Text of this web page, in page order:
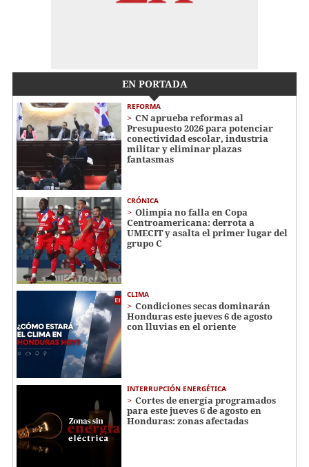
EN PORTADA
REFORMA
CN aprueba reformas al
Presupuesto 2026 para potenciar
conectividad escolar, industria
militar y eliminar plazas
fantasmas
CRÓNICA
Olimpia no falla en Copa
Centroamericana: derrota a
UMECIT y asalta el primer lugar del
grupo C
CLIMA
Condiciones secas dominarán
Honduras este jueves 6 de agosto
con lluvias en el oriente
INTERRUPCIÓN ENERGÉTICA
Cortes de energía programados
para este jueves 6 de agosto en
Honduras: zonas afectadas